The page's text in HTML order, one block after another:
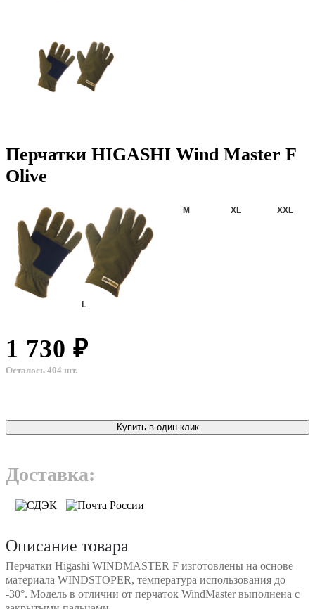
Перчатки HIGASHI Wind Master F
Olive
L
M XL XXL
1 730 ₽
Осталось 404 шт.
Купить в один клик
Доставка:
Описание товара
Перчатки Higashi WINDMASTER F изготовлены на основе
материала WINDSTOPER, температура использования до
-30°. Модель в отличии от перчаток WindMaster выполнена с